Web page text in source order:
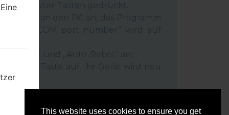
This website uses cookies to ensure you get
und Lauter-Tasten gedrückt.
Telefon an den PC an, das Programm